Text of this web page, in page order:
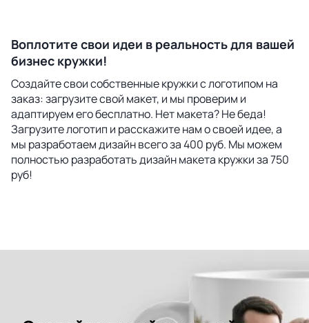
Воплотите свои идеи в реальность для вашей
бизнес кружки!
Создайте свои собственные кружки с логотипом на
заказ: загрузите свой макет, и мы проверим и
адаптируем его бесплатно. Нет макета? Не беда!
Загрузите логотип и расскажите нам о своей идее, а
мы разработаем дизайн всего за 400 руб. Мы можем
полностью разработать дизайн макета кружки за 750
руб!